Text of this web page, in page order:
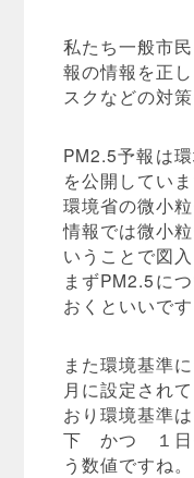
私たち一般市
報の情報を正
スクなどの対
PM2.5予報は
を公開していま
環境省の微小
情報では微小
いうことで図
まずPM2.5に
おくといいです
また環境基準
月に設定されて
おり環境基準
下 かつ １日
う数値ですね。